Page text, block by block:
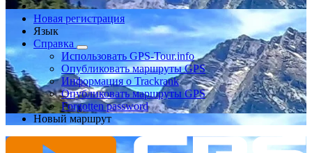
Новая регистрация
Язык
Справка
Использовать GPS-Tour.info
Опубликовать маршруты GPS
Информация о Trackrank
Опубликовать маршруты GPS
Forgotten password
Новый маршрут